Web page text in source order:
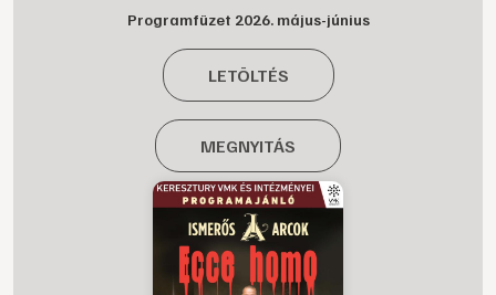
Programfüzet 2026. május-június
LETÖLTÉS
MEGNYITÁS